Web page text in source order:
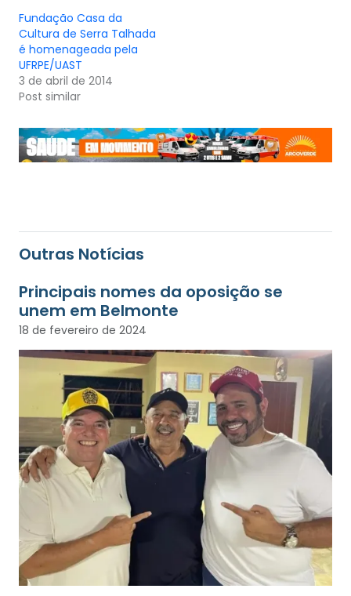
Fundação Casa da
Cultura de Serra Talhada
é homenageada pela
UFRPE/UAST
3 de abril de 2014
Post similar
Outras Notícias
Principais nomes da oposição se
unem em Belmonte
18 de fevereiro de 2024